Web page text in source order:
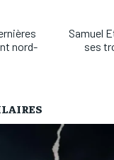
nord-
Samuel
ses